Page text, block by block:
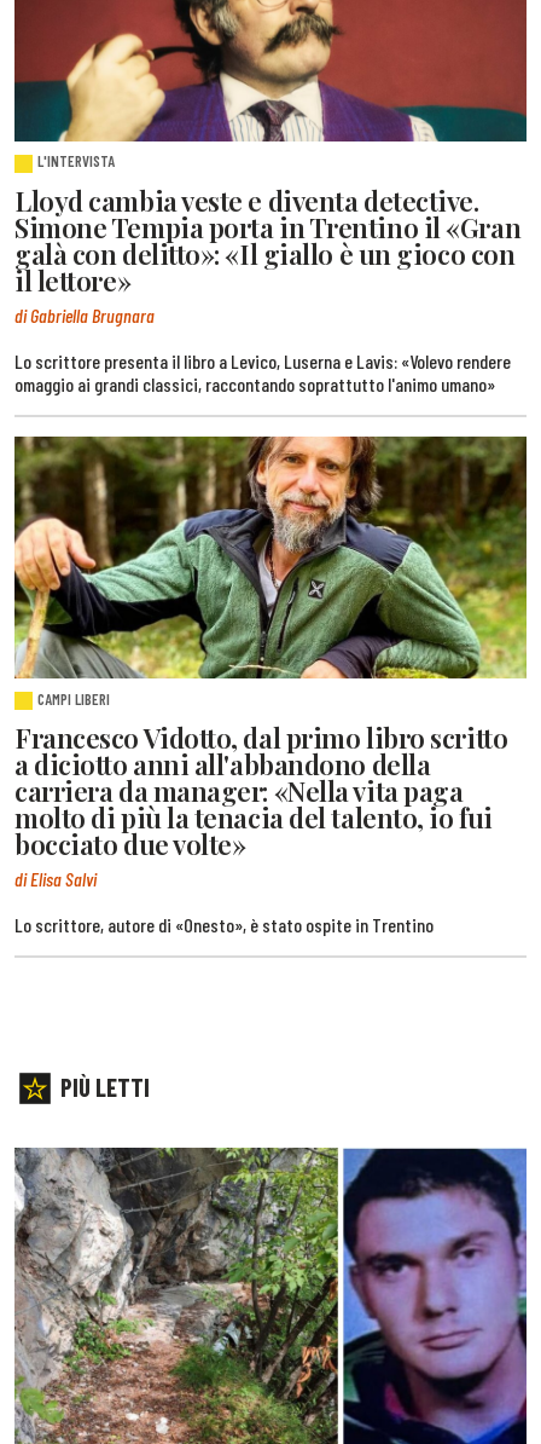
L'INTERVISTA
Lloyd cambia veste e diventa detective.
Simone Tempia porta in Trentino il «Gran
galà con delitto»: «Il giallo è un gioco con
il lettore»
di Gabriella Brugnara
Lo scrittore presenta il libro a Levico, Luserna e Lavis: «Volevo rendere
omaggio ai grandi classici, raccontando soprattutto l'animo umano»
CAMPI LIBERI
Francesco Vidotto, dal primo libro scritto
a diciotto anni all'abbandono della
carriera da manager: «Nella vita paga
molto di più la tenacia del talento, io fui
bocciato due volte»
di Elisa Salvi
Lo scrittore, autore di «Onesto», è stato ospite in Trentino
PIÙ LETTI